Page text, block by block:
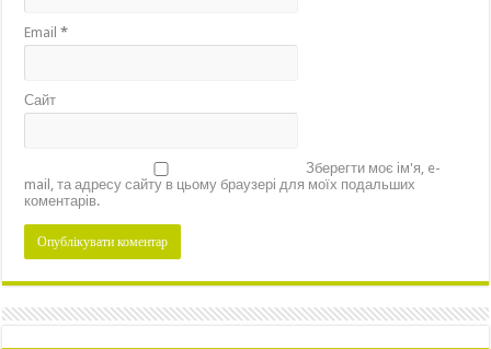
Email*
Сайт
Зберегти моє ім'я, e-
mail, та адресу сайту в цьому браузері для моїх подальших
коментарів.